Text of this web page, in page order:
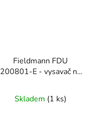
Fieldmann FDU
200801-E - vysavač na
Skladem (1 ks)